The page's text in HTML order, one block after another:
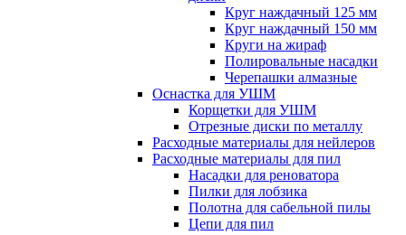
Круг наждачный 125 мм
Круг наждачный 150 мм
Круги на жираф
Полировальные насадки
Черепашки алмазные
Оснастка для УШМ
Корщетки для УШМ
Отрезные диски по металлу
Расходные материалы для нейлеров
Расходные материалы для пил
Насадки для реноватора
Пилки для лобзика
Полотна для сабельной пилы
Цепи для пил